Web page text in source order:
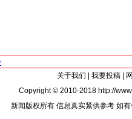
关于我们 我要投稿|
Copyright © 2010-2018 http://
新闻版权所有 信息真实紧供参考 如